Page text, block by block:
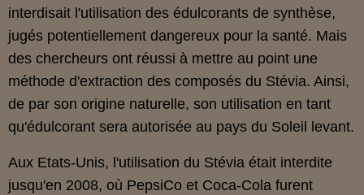
interdisait l'utilisation des édulcorants de synthèse,
jugés potentiellement dangereux pour la santé. Mais
des chercheurs ont réussi à mettre au point une
méthode d'extraction des composés du Stévia. Ainsi,
de par son origine naturelle, son utilisation en tant
qu'édulcorant sera autorisée au pays du Soleil levant.
Aux Etats-Unis, l'utilisation du Stévia était interdite
jusqu'en 2008, où PepsiCo et Coca-Cola furent